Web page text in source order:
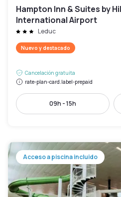
Hampton Inn & Suites by
International Airport
Leduc
Nuevo y destacado
Cancelación gratuita
rate-plan-card.label-prepaid
09h - 15h
Acceso a piscina incluido